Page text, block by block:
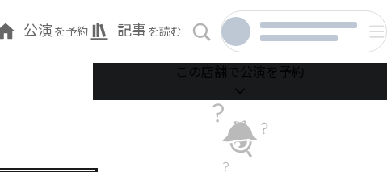
公演 を予約 記事 を読む
この店舗で公演を予約